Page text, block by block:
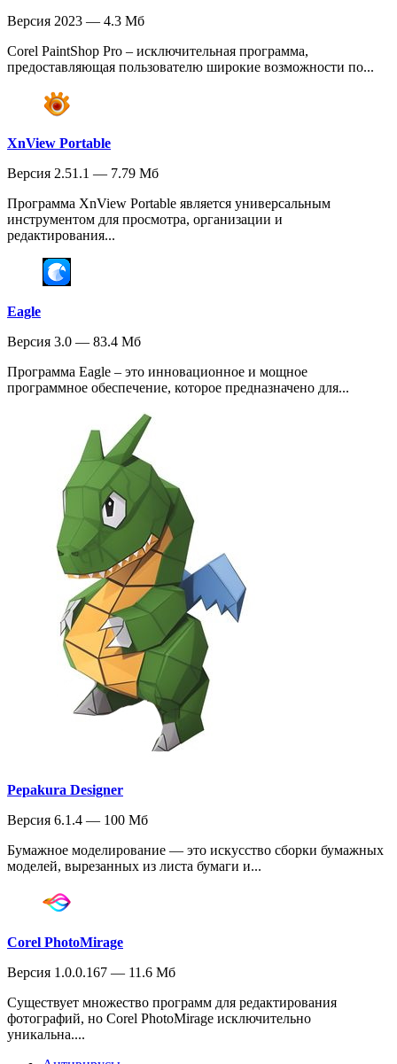
Версия 2023 — 4.3 Мб
Corel PaintShop Pro – исключительная программа,
предоставляющая пользователю широкие возможности по...
XnView Portable
Версия 2.51.1 — 7.79 Мб
Программа XnView Portable является универсальным
инструментом для просмотра, организации и
редактирования...
Eagle
Версия 3.0 — 83.4 Мб
Программа Eagle – это инновационное и мощное
программное обеспечение, которое предназначено для...
Pepakura Designer
Версия 6.1.4 — 100 Мб
Бумажное моделирование — это искусство сборки бумажных
моделей, вырезанных из листа бумаги и...
Corel PhotoMirage
Версия 1.0.0.167 — 11.6 Мб
Существует множество программ для редактирования
фотографий, но Corel PhotoMirage исключительно
уникальна....